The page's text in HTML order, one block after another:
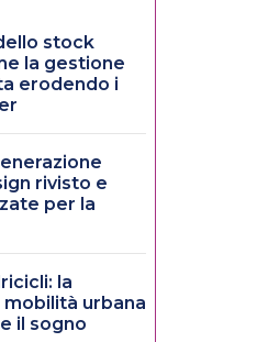
stock
la gestione
erodendo i
rivisto e
per la
la
urbana
il sogno